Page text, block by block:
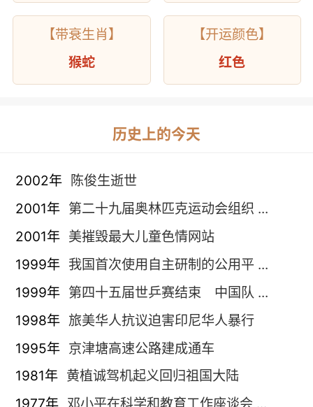
【带衰生肖】
猴蛇
【开运颜色】
红色
历史上的今天
2002年 陈俊生逝世
2001年 第二十九届奥林匹克运动会组织 ...
2001年 美摧毁最大儿童色情网站
1999年 我国首次使用自主研制的公用平 ...
1999年 第四十五届世乒赛结束 中国队 ...
1998年 旅美华人抗议迫害印尼华人暴行
1995年 京津塘高速公路建成通车
1981年 黄植诚驾机起义回归祖国大陆